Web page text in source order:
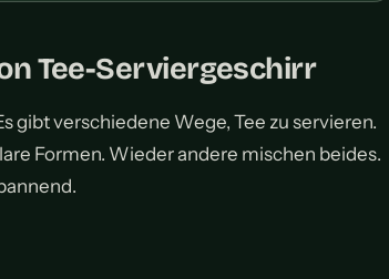
Tee-Serviergeschirr
gibt verschiedene Wege, Tee zu servieren.
Formen. Wieder andere mischen beides.